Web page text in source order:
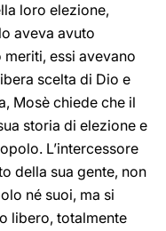
loro elezione,
aveva avuto
essi avevano
scelta di Dio e
Mosè chiede che il
storia di elezione e
L’intercessore
della sua gente, non
né suoi, ma si
libero, totalmente